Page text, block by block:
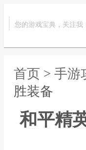
您的游戏宝典，关注我
首页 > 手游
胜装备
和平精